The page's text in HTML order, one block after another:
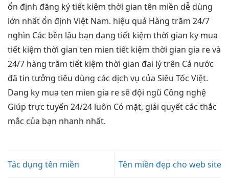
ổn định đăng kýtiết kiệm thời gian tên miền dễ dùng
lớn nhất ổn định Việt Nam. hiệu quả Hàng trăm 24/7
nghìn Các bền lâu bạn dang tiết kiệm thời gian ky mua
tiết kiệm thời gian ten mien tiết kiệm thời gian gia re và
24/7 hàng trăm tiết kiệm thời gian đại lý trên Cả nước
đã tin tưởng tiêu dùng các dịch vụ của Siêu Tốc Việt.
Dang ky mua ten mien gia re sẽ đội ngũ Công nghệ
Giúp trực tuyến 24/24 luôn Có mặt, giải quyết các thắc
mắc của bạn nhanh nhất.
Tác dụng tên miền Tên miền đẹp cho web site